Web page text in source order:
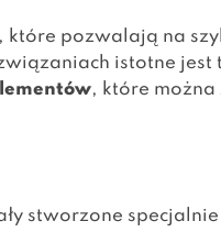
pozwalają na
istotne jest
, które
stworzone